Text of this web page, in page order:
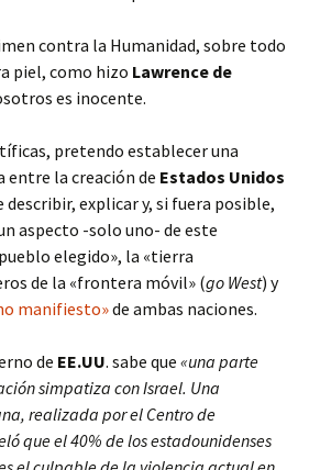
contra la Humanidad, sobre todo
piel, como hizo Lawrence de
es inocente.
pretendo establecer una
entre la creación de Estados Unidos
explicar y, si fuera posible,
aspecto -solo uno- de este
elegido», la «tierra
de la «frontera móvil» (go West) y
manifiesto»de ambas naciones.
de EE.UU. sabe que «una parte
simpatiza con Israel. Una
realizada por el Centro de
que el 40% de los estadounidenses